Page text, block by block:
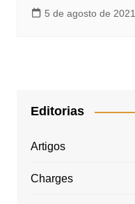
5 de agosto de 2021
Editorias
Artigos
Charges